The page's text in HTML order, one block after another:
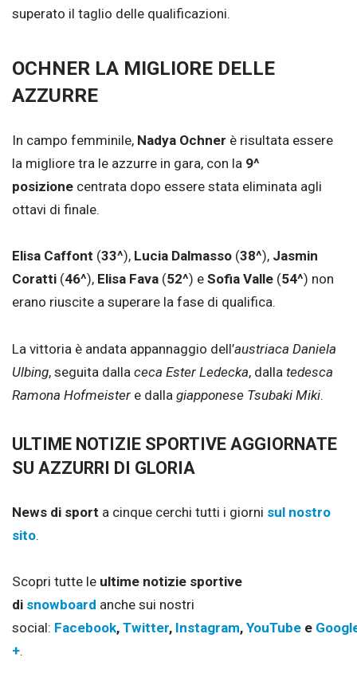
superato il taglio delle qualificazioni.
OCHNER LA MIGLIORE DELLE
AZZURRE
In campo femminile, Nadya Ochner è risultata essere
la migliore tra le azzurre in gara, con la 9^
posizione centrata dopo essere stata eliminata agli
ottavi di finale.
Elisa Caffont (33^), Lucia Dalmasso (38^), Jasmin
Coratti (46^), Elisa Fava (52^) e Sofia Valle (54^) non
erano riuscite a superare la fase di qualifica.
La vittoria è andata appannaggio dell’austriaca Daniela
Ulbing, seguita dalla ceca Ester Ledecka, dalla tedesca
Ramona Hofmeister e dalla giapponese Tsubaki Miki.
ULTIME NOTIZIE SPORTIVE AGGIORNATE
SU AZZURRI DI GLORIA
News di sport a cinque cerchi tutti i giorni sul nostro
sito.
Scopri tutte le ultime notizie sportive
di snowboard anche sui nostri
social: Facebook, Twitter, Instagram, YouTube e
+.